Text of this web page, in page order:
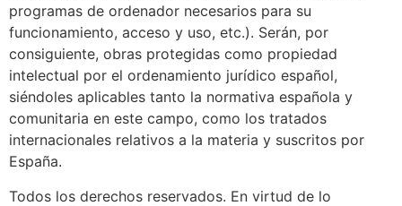
programas de ordenador necesarios para su
funcionamiento, acceso y uso, etc.). Serán, por
consiguiente, obras protegidas como propiedad
intelectual por el ordenamiento jurídico español,
siéndoles aplicables tanto la normativa española y
comunitaria en este campo, como los tratados
internacionales relativos a la materia y suscritos por
España.
Todos los derechos reservados. En virtud de lo